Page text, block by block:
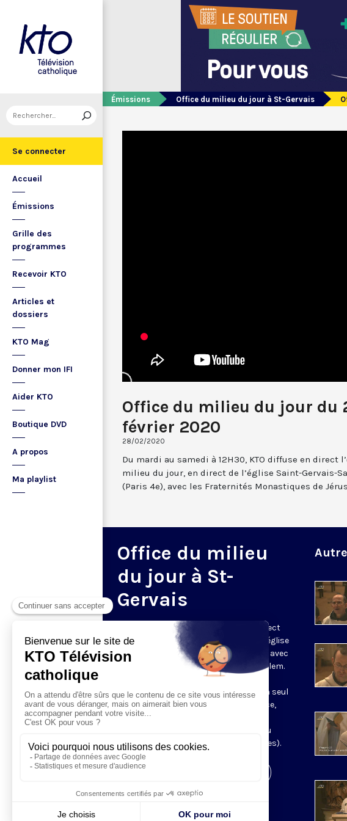
Se connecter
Accueil
Émissions
Grille des
programmes
Recevoir KTO
Articles et
dossiers
KTO Mag
Donner mon IFI
Aider KTO
Boutique DVD
A propos
Ma playlist
Émissions Office du milieu du jour à St-Gervais
Office du milieu du jour du
février 2020
28/02/2020
Du mardi au samedi à 12H30, KTO diffuse en direct
milieu du jour, en direct de l’église Saint-Gervais-
(Paris 4e), avec les Fraternités Monastiques de
Office du milieu
du jour à St-
Gervais
Du mardi au samedi, KTO diffuse en direct
l’office du milieu du jour, en direct de l’église
Saint-Gervais-Saint-Protais (Paris 4e), avec
les Fraternités Monastiques de Jérusalem.
L’Office du Milieu du Jour regroupe, en
particulier, «au milieu du jour» et en un seul
office, les heures monastiques de Tierce,
Sexte et None. Il permet à l’Église de
retrouver son Seigneur entre l’office du
matin (Laudes) et l’office du soir (Vêpres).